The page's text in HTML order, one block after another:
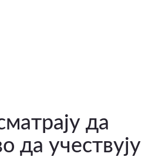
да
да учествују